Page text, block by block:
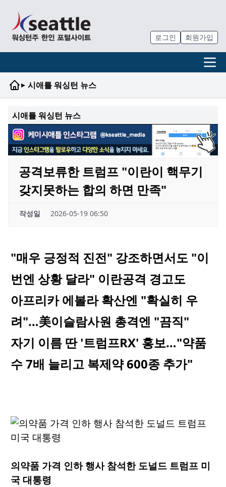
로그인 회원가입
▸ 시애틀 워싱턴 뉴스
시애틀 워싱턴 뉴스
공격보류한 트럼프 "이란이 핵무기
갖지못하는 합의 하면 만족"
작성일 2026-05-19 06:50
"매우 긍정적 진전" 강조하면서도 "이
번엔 상황 달라" 이란공격 경고도
아프리카 에볼라 확산엔 "확실히 우
려"…美이슬람사원 총격엔 "끔직"
자기 이름 딴 '트럼프RX' 홍보…"약품
수 7배 늘리고 복제약 600종 추가"
의약품 가격 인하 행사 참석한 도널드 트럼프 미
국 대통령